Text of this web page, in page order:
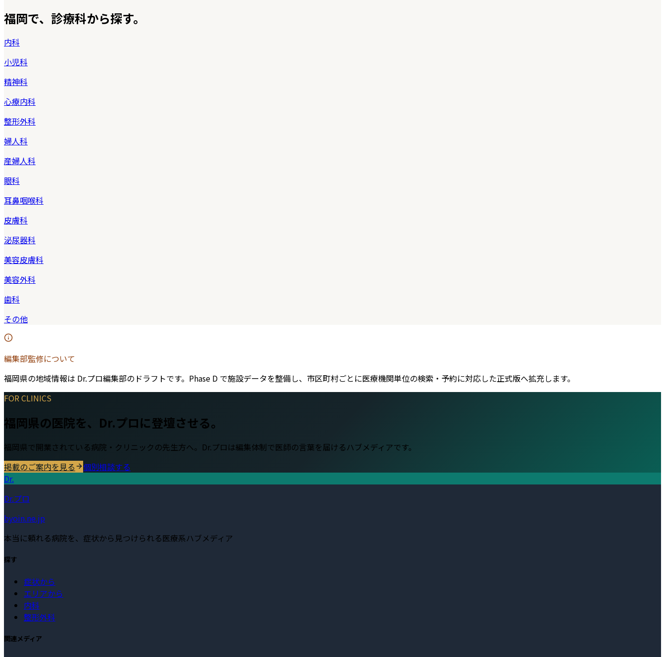
福岡で、診療科から探す。
内科
小児科
精神科
心療内科
整形外科
婦人科
産婦人科
眼科
耳鼻咽喉科
皮膚科
泌尿器科
美容皮膚科
美容外科
歯科
その他
編集部監修について
福岡県の地域情報は Dr.プロ編集部のドラフトです。Phase D で施設データを整備し、市区町村ごとに医療機関単位の検索・予約に対応した正式版へ拡充します。
FOR CLINICS
福岡県の医院を、Dr.プロに登壇させる。
福岡県で開業されている病院・クリニックの先生方へ。Dr.プロは編集体制で医師の言葉を届けるハブメディアです。
掲載のご案内を見る
個別相談する
Dr.
Dr.プロ
byoin.ne.jp
本当に頼れる病院を、症状から見つけられる医療系ハブメディア
探す
症状から
エリアから
内科
整形外科
関連メディア